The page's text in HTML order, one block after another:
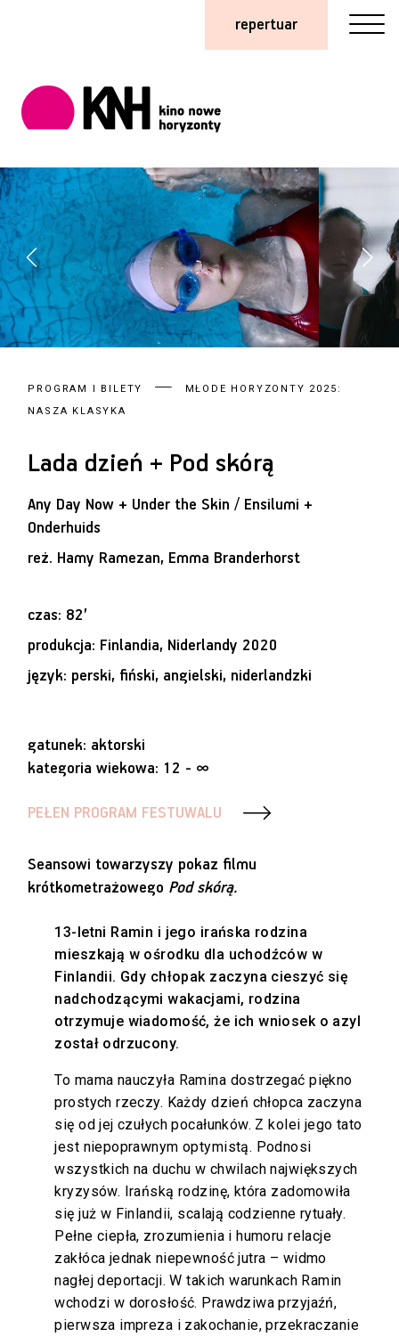
repertuar
PROGRAM I BILETY
MŁODE HORYZONTY 2025:
NASZA KLASYKA
Lada dzień + Pod skórą
Any Day Now + Under the Skin / Ensilumi +
Onderhuids
reż. Hamy Ramezan, Emma Branderhorst
czas: 82’
produkcja: Finlandia, Niderlandy 2020
język: perski, fiński, angielski, niderlandzki
gatunek: aktorski
kategoria wiekowa: 12 - ∞
PEŁEN PROGRAM FESTUWALU
Seansowi towarzyszy pokaz filmu
krótkometrażowego Pod skórą.
13-letni Ramin i jego irańska rodzina
mieszkają w ośrodku dla uchodźców w
Finlandii. Gdy chłopak zaczyna cieszyć się
nadchodzącymi wakacjami, rodzina
otrzymuje wiadomość, że ich wniosek o azyl
został odrzucony.
To mama nauczyła Ramina dostrzegać piękno
prostych rzeczy. Każdy dzień chłopca zaczyna
się od jej czułych pocałunków. Z kolei jego tato
jest niepoprawnym optymistą. Podnosi
wszystkich na duchu w chwilach największych
kryzysów. Irańską rodzinę, która zadomowiła
się już w Finlandii, scalają codzienne rytuały.
Pełne ciepła, zrozumienia i humoru relacje
zakłóca jednak niepewność jutra – widmo
nagłej deportacji. W takich warunkach Ramin
wchodzi w dorosłość. Prawdziwa przyjaźń,
pierwsza impreza i zakochanie, przekraczanie